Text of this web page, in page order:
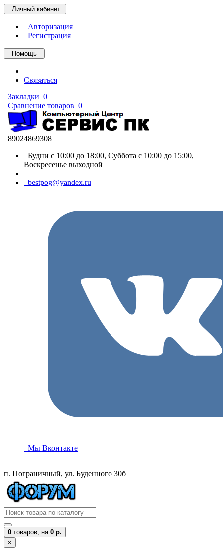
Личный кабинет
Авторизация
Регистрация
Помощь
Связаться
Закладки 0
Сравнение товаров 0
89024869308
Будни с 10:00 до 18:00, Суббота с 10:00 до 15:00,
Воскресенье выходной
bestpog@yandex.ru
Мы Вконтакте
п. Пограничный, ул. Буденного 30б
0 товаров, на 0 р.
×